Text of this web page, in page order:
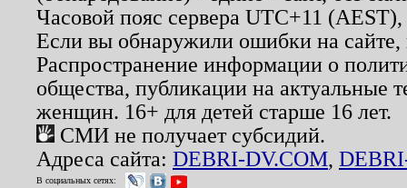
Часовой пояс сервера UTC+11
Если вы обнаружили ошибки на
Распространение информации о
общества, публикации на актуальные
женщин. 16+ для детей старше 16 лет.
СМИ не получает субсидий.
Адреса сайта: DEBRI-DV.COM,
В социальных сетях: